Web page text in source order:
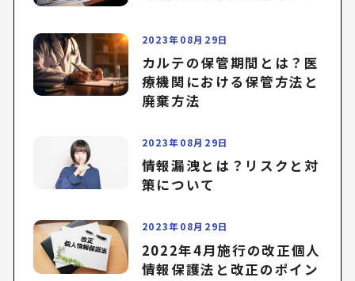
2023年08月29日
カルテの保管期間とは？医
療機関における保管方法と
廃棄方法
2023年08月29日
情報漏洩とは？リスクと対
策について
2023年08月29日
2022年4月施行の改正個人
情報保護法と改正のポイン